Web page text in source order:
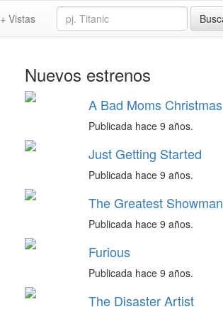
+ Vistas
Nuevos estrenos
A Bad Moms Christmas
Publicada hace 9 años.
Just Getting Started
Publicada hace 9 años.
The Greatest Showman
Publicada hace 9 años.
Furious
Publicada hace 9 años.
The Disaster Artist